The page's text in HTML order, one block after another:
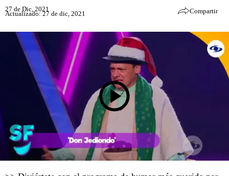
27 de Dic, 2021
Actualizado: 27 de dic, 2021 Compartir